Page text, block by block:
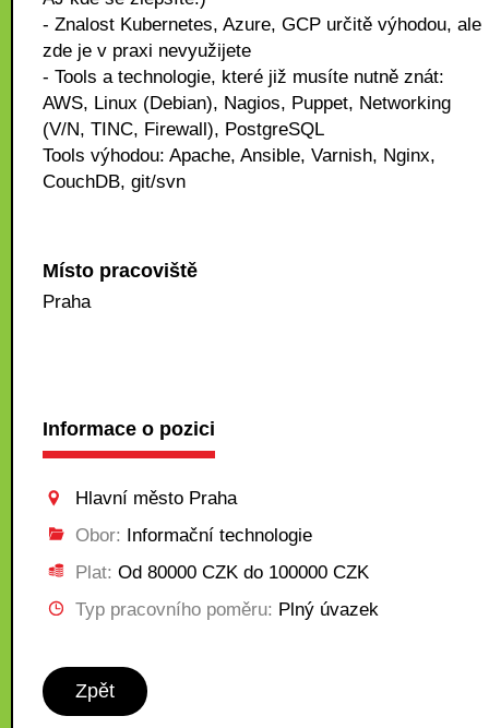
- Znalost Kubernetes, Azure, GCP určitě výhodou, ale
zde je v praxi nevyužijete
- Tools a technologie, které již musíte nutně znát:
AWS, Linux (Debian), Nagios, Puppet, Networking
(V/N, TINC, Firewall), PostgreSQL
Tools výhodou: Apache, Ansible, Varnish, Nginx,
CouchDB, git/svn
Místo pracoviště
Praha
Informace o pozici
Hlavní město Praha
Obor: Informační technologie
Plat: Od 80000 CZK do 100000 CZK
Typ pracovního poměru: Plný úvazek
Zpět